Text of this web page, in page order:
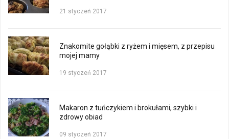
21 styczeń 2017
Znakomite gołąbki z ryżem i mięsem, z przepisu
mojej mamy
19 styczeń 2017
Makaron z tuńczykiem i brokułami, szybki i
zdrowy obiad
09 styczeń 2017